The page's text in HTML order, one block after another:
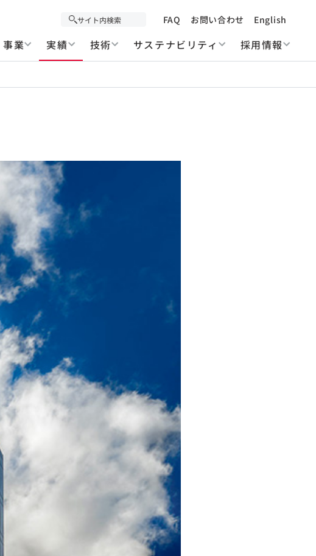
FAQ お問い合わせ English
事業 実績 技術 サステナビリティ 採用情報